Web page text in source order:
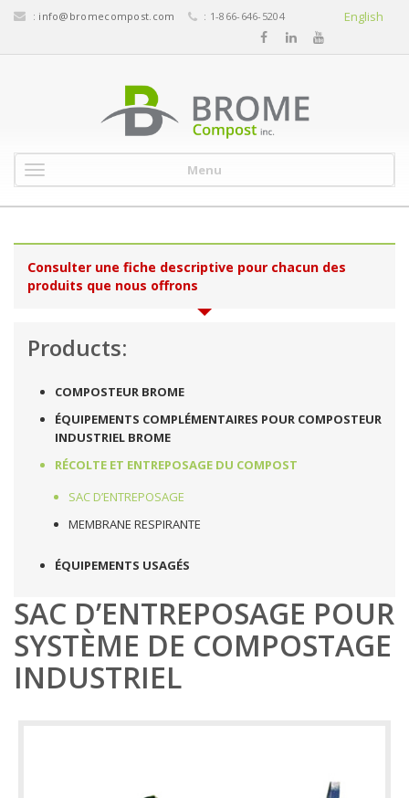
: info@bromecompost.com : 1-866-646-5204 English
Menu
Consulter une fiche descriptive pour chacun des
produits que nous offrons
Products:
COMPOSTEUR BROME
ÉQUIPEMENTS COMPLÉMENTAIRES POUR COMPOSTEUR
INDUSTRIEL BROME
RÉCOLTE ET ENTREPOSAGE DU COMPOST
SAC D’ENTREPOSAGE
MEMBRANE RESPIRANTE
ÉQUIPEMENTS USAGÉS
SAC D’ENTREPOSAGE POUR
SYSTÈME DE COMPOSTAGE
INDUSTRIEL